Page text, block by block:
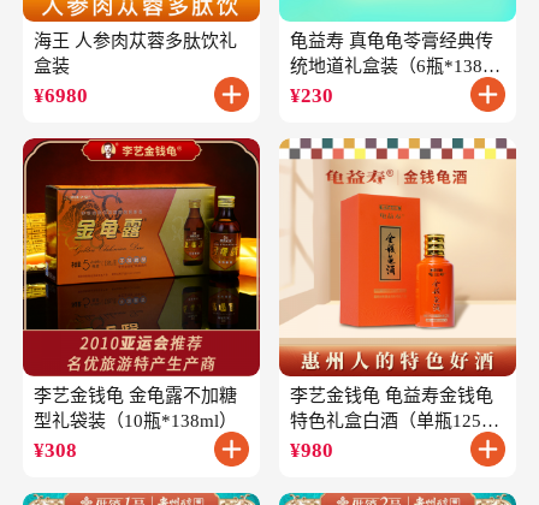
海王 人参肉苁蓉多肽饮礼
盒装
¥6980
龟益寿 真龟龟苓膏经典传
统地道礼盒装（6瓶*138
克）
¥230
李艺金钱龟 金龟露不加糖
型礼袋装（10瓶*138ml）
¥308
李艺金钱龟 龟益寿金钱龟
特色礼盒白酒（单瓶125ml
礼盒装）
¥980